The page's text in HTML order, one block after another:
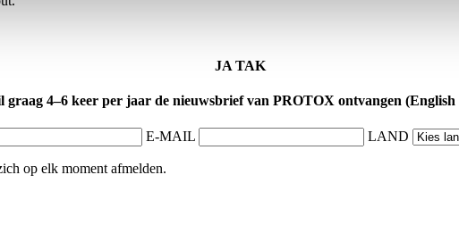
JA TAK
graag 4–6 keer per jaar de nieuwsbrief van PROTOX ontvangen (English
E-MAIL LAND
op elk moment afmelden.